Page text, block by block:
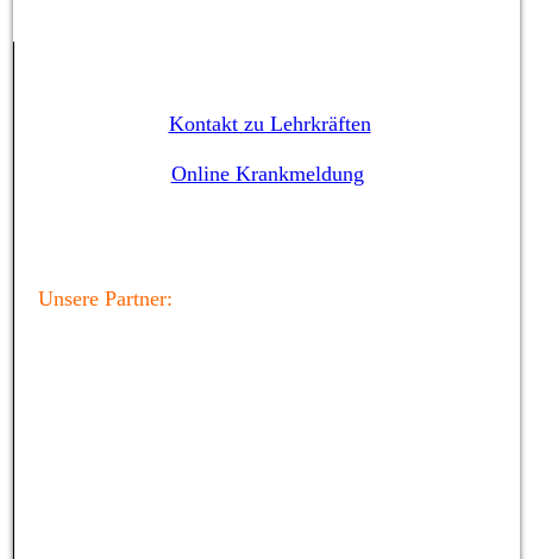
Kontakt zu Lehrkräften
Online Krankmeldung
Unsere Partner: